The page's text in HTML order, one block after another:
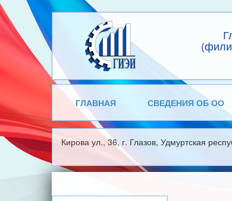
ГЛАВНАЯ СВЕДЕНИЯ ОБ ОО
Кирова ул., 36, г. Глазов, Удмуртская